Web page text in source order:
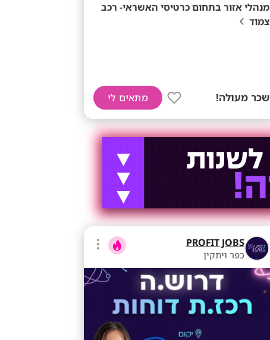
מנהלי אזור בתחום כרטיסי האשראי- רכב
צמוד
שכר מעולה! מתאים לי
PROFIT JOBS
כפר ויתקין